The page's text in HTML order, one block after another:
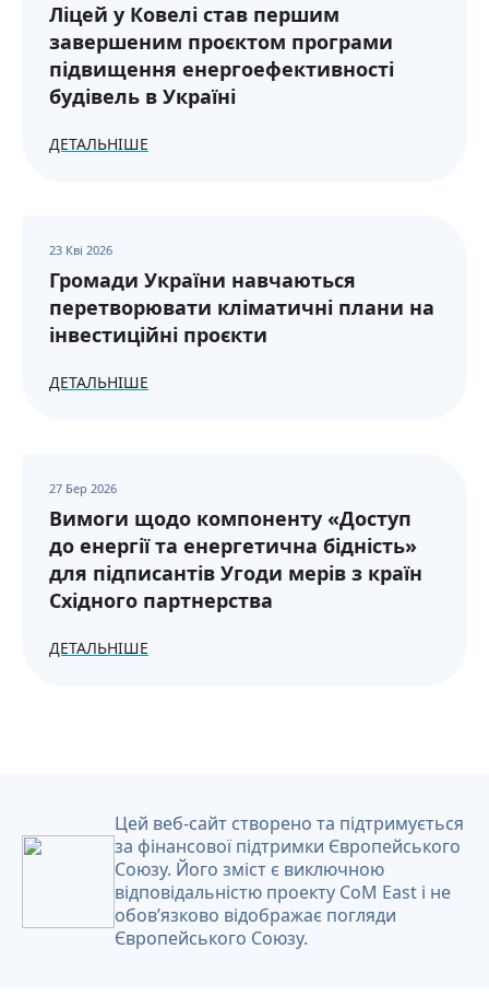
Ліцей у Ковелі став першим
завершеним проєктом програми
підвищення енергоефективності
будівель в Україні
ДЕТАЛЬНІШЕ
23 Кві 2026
Громади України навчаються
перетворювати кліматичні плани на
інвестиційні проєкти
ДЕТАЛЬНІШЕ
27 Бер 2026
Вимоги щодо компоненту «Доступ
до енергії та енергетична бідність»
для підписантів Угоди мерів з країн
Східного партнерства
ДЕТАЛЬНІШЕ
Цей веб-сайт створено та підтримується
за фінансової підтримки Європейського
Союзу. Його зміст є виключною
відповідальністю проекту CoM East і не
обов’язково відображає погляди
Європейського Союзу.